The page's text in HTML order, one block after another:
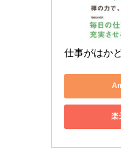
仕事がはか
楽